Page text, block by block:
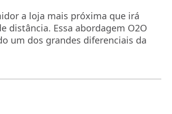
a loja mais próxima que irá
distância. Essa abordagem O2O
um dos grandes diferenciais da